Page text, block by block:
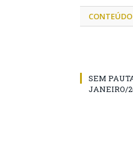
SEM
JANEIRO/